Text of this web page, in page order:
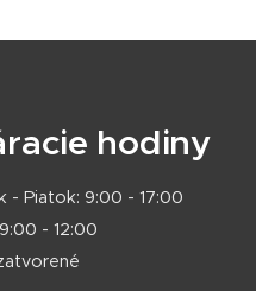
hodiny
- Piatok: 9:00 - 17:00
- 12:00